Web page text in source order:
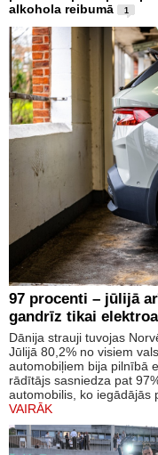
alkohola reibumā
1
97 procenti – jūlijā
gandrīz tikai
Dānija strauji tuvojas
Jūlijā 80,2% no visiem
automobiļiem bija pilnībā
rādītājs sasniedza pat
automobilis, ko iegādājās
VAIRĀK